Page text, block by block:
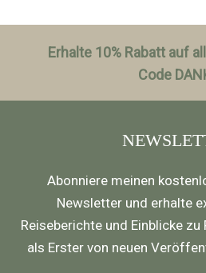
Erhalte 10% Rabatt auf
Code
Abonniere meinen
Newsletter und erhalte
Reiseberichte und Einblicke
als Erster von neuen